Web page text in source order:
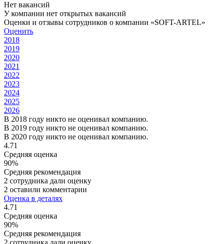
Нет вакансий
У компании нет открытых вакансий
Оценки и отзывы сотрудников о компании «SOFT-ARTEL»
Оценить
2018
2019
2020
2021
2022
2023
2024
2025
2026
В 2018 году никто не оценивал компанию.
В 2019 году никто не оценивал компанию.
В 2020 году никто не оценивал компанию.
4.71
Средняя оценка
90%
Средняя рекомендация
2 сотрудника дали оценку
2 оставили комментарии
Оценка в деталях
4.71
Средняя оценка
90%
Средняя рекомендация